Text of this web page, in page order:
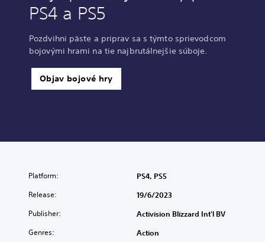
PS4 a PS5
Pozdvihni päste a priprav sa s týmto sprievodcom
bojovými hrami na tie najbrutálnejšie súboje.
Objav bojové hry
Platform: PS4, PS5
Release: 19/6/2023
Publisher: Activision Blizzard Int'l BV
Genres: Action